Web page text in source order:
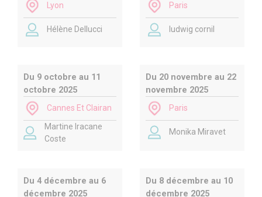
Lyon
Hélène Dellucci
Paris
ludwig cornil
Du 9 octobre au 11
octobre 2025
Cannes Et Clairan
Martine Iracane
Coste
Du 20 novembre au 22
novembre 2025
Paris
Monika Miravet
Du 4 décembre au 6
décembre 2025
Du 8 décembre au 10
décembre 2025